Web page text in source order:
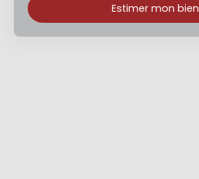
Estimer mon bien